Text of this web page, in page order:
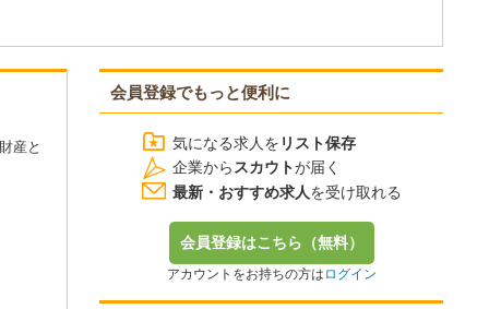
産と
会員登録でもっと便利に
気になる求人を リスト保存
企業から スカウトが届く
最新・おすすめ求人を受け取れる
会員登録はこちら（無料）
アカウントをお持ちの方は ログイン